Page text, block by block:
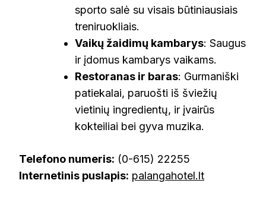
sporto salė su visais būtiniausiais
treniruokliais.
Vaikų žaidimų kambarys: Saugus
ir įdomus kambarys vaikams.
Restoranas ir baras: Gurmaniški
patiekalai, paruošti iš šviežių
vietinių ingredientų, ir įvairūs
kokteiliai bei gyva muzika.
Telefono numeris: (0-615) 22255
Internetinis puslapis: palangahotel.lt